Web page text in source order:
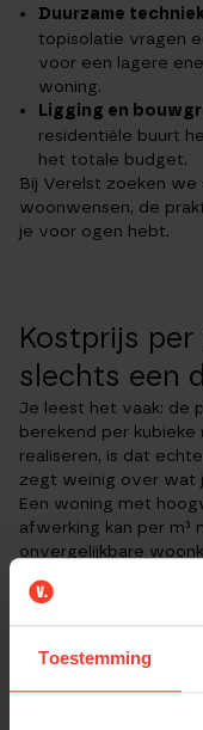
Toestemming
Duurzame
topisolatie vragen
voor een lagere
woning.
Ligging en
residentiële buurt
het totale budget.
Bij Verelst zoeken we
woonwensen, de
je voor ogen hebt.
Kostprijs per
slechts een
Je leest het vaak: de
berekend per
realiseren, is dat
zegt weinig over wat
Een woning met
afwerking kan per m³
onvergelijkbare
daarom niet met
gedetailleerde
weet je exact wat